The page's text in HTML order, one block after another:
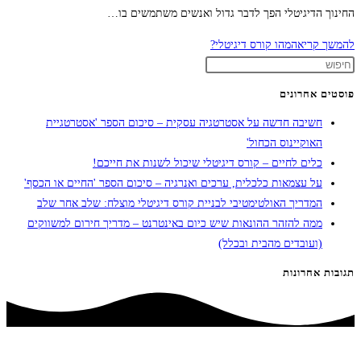
החינוך הדיגיטלי הפך לדבר גדול ואנשים משתמשים בו…
להמשך קריאהמהו קורס דיגיטלי?
פוסטים אחרונים
חשיבה חדשה על אסטרטגיה עסקית – סיכום הספר 'אסטרטגיית
האוקיינוס הכחול'
כלים לחיים – קורס דיגיטלי שיכול לשנות את חייכם!
על עצמאות כלכלית, ערכים ואנרגיה – סיכום הספר 'החיים או הכסף'
המדריך האולטימטיבי לבניית קורס דיגיטלי מוצלח: שלב אחר שלב
ממה להזהר ההונאות שיש כיום באינטרנט – מדריך חירום למשווקים
(ועובדים מהבית ובכלל)
תגובות אחרונות